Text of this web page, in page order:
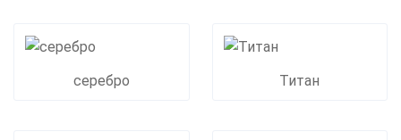
серебро Титан